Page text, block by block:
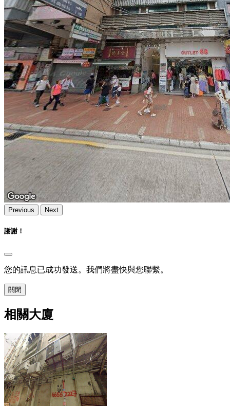
Previous Next
謝謝！
您的訊息已成功發送。我們將盡快與您聯繫。
關閉
相關大廈